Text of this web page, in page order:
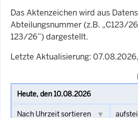
Das Aktenzeichen wird aus
Abteilungsnummer (z.B. „C123/
123/26”) dargestellt.
Letzte Aktualisierung: